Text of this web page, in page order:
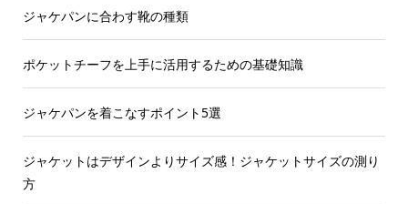
ジャケパンに合わす靴の種類
ポケットチーフを上手に活用するための基礎知識
ジャケパンを着こなすポイント5選
ジャケットはデザインよりサイズ感！ジャケットサイズの測り
方